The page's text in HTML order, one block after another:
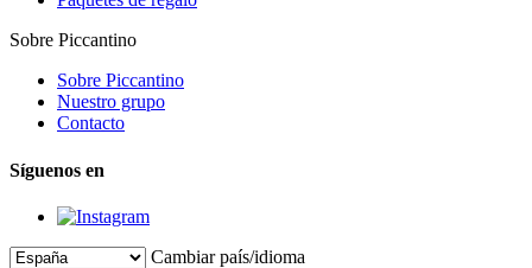
Sobre Piccantino
Sobre Piccantino
Nuestro grupo
Contacto
Síguenos en
Cambiar país/idioma